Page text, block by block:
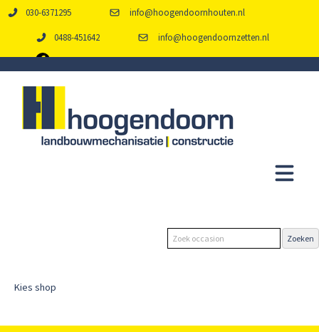
030-6371295 info@hoogendoornhouten.nl
0488-451642 info@hoogendoornzetten.nl
Kies shop